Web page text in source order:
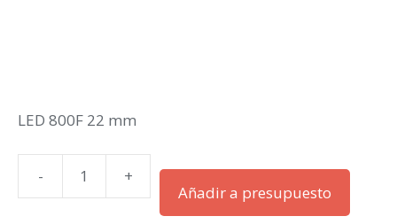
LED 800F 22 mm
-
800F
+
Añadir a presupuesto